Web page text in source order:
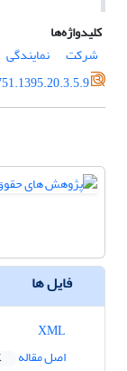
کلیدواژه‌ها
شرکت
نمایندگی
فایل ها
اصل مقاله